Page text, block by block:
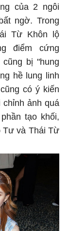
của 2 ngôi
ngờ. Trong
Từ Khôn lộ
điểm cứng
bị "hung
hề lung linh
có ý kiến
ảnh quá
tạo khối,
Tư và Thái Từ